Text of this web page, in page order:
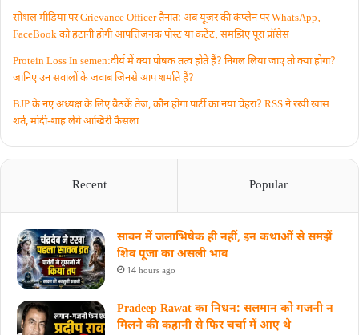
सोशल मीडिया पर Grievance Officer तैनात: अब यूजर की कंप्लेन पर WhatsApp‚
FaceBook को हटानी होगी आपत्तिजनक पोस्ट या कंटेंट‚ समझिए पूरा प्रॉसेस
Protein Loss In semen:वीर्य में क्या पोषक तत्व होते हैं? निगल लिया जाए तो क्या होगा?
जानिए उन सवालों के जवाब जिनसे आप शर्माते हैं?
BJP के नए अध्यक्ष के लिए बैठकें तेज, कौन होगा पार्टी का नया चेहरा? RSS ने रखी खास
शर्त, मोदी-शाह लेंगे आखिरी फैसला
Recent Popular
सावन में जलाभिषेक ही नहीं, इन कथाओं से समझें
शिव पूजा का असली भाव
14 hours ago
Pradeep Rawat का निधन: सलमान को गजनी न
मिलने की कहानी से फिर चर्चा में आए थे